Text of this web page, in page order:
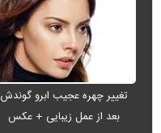
تغییر چهره عجیب ابرو گوندش
بعد از عمل زیبایی + عکس